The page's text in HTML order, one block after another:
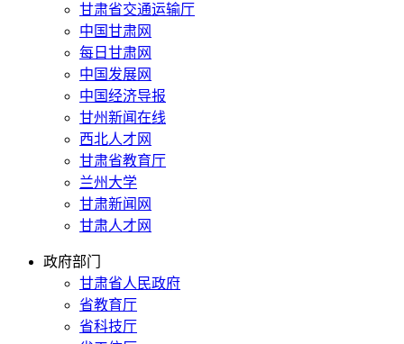
甘肃省交通运输厅
中国甘肃网
每日甘肃网
中国发展网
中国经济导报
甘州新闻在线
西北人才网
甘肃省教育厅
兰州大学
甘肃新闻网
甘肃人才网
政府部门
甘肃省人民政府
省教育厅
省科技厅